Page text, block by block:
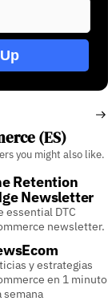
(ES)
you might also like.
Retention
Newsletter
essential DTC
newsletter.
y estrategias
en 1 minuto
semana